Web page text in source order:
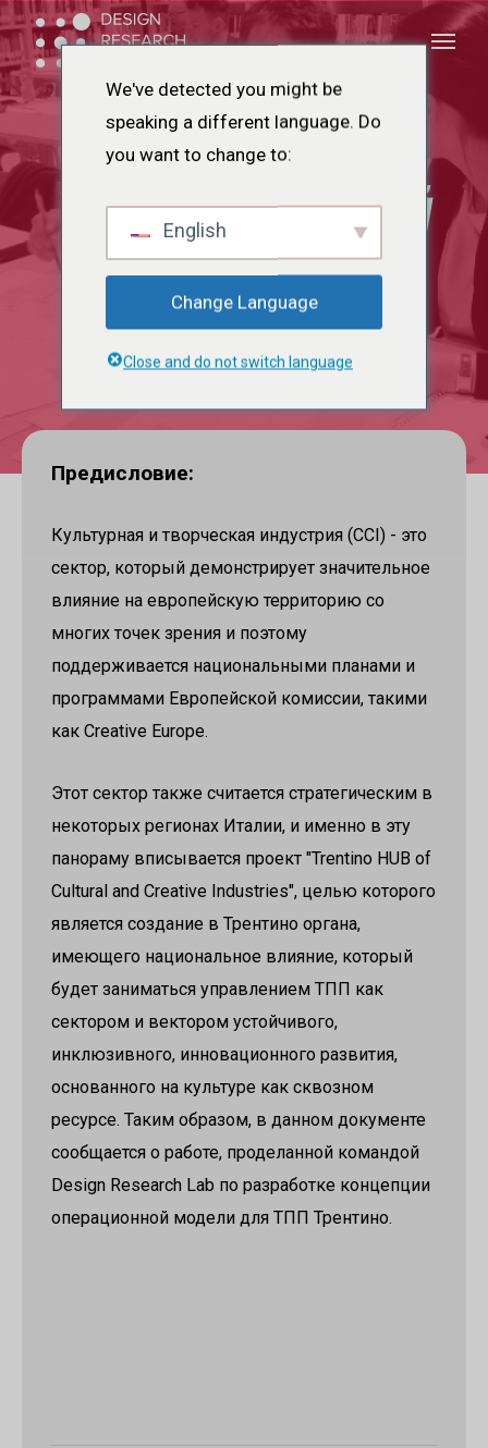
Перейти
к
основному
содержанию
Меню
Трентинский
центр ТПП
Предисловие:
Культурная и творческая индустрия (CCI) - это
сектор, который демонстрирует значительное
влияние на европейскую территорию со
многих точек зрения и поэтому
поддерживается национальными планами и
программами Европейской комиссии, такими
как Creative Europe.
Этот сектор также считается стратегическим в
некоторых регионах Италии, и именно в эту
панораму вписывается проект "Trentino HUB of
Cultural and Creative Industries", целью которого
является создание в Трентино органа,
имеющего национальное влияние, который
будет заниматься управлением ТПП как
сектором и вектором устойчивого,
инклюзивного, инновационного развития,
основанного на культуре как сквозном
ресурсе. Таким образом, в данном документе
сообщается о работе, проделанной командой
Design Research Lab по разработке концепции
операционной модели для ТПП Трентино.
Меню
We've detected you might be
speaking a different language. Do
you want to change to:
English
Change Language
Close and do not switch language